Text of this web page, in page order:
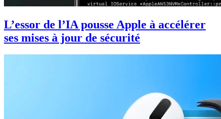
L’essor de l’IA pousse Apple à accélérer
ses mises à jour de sécurité